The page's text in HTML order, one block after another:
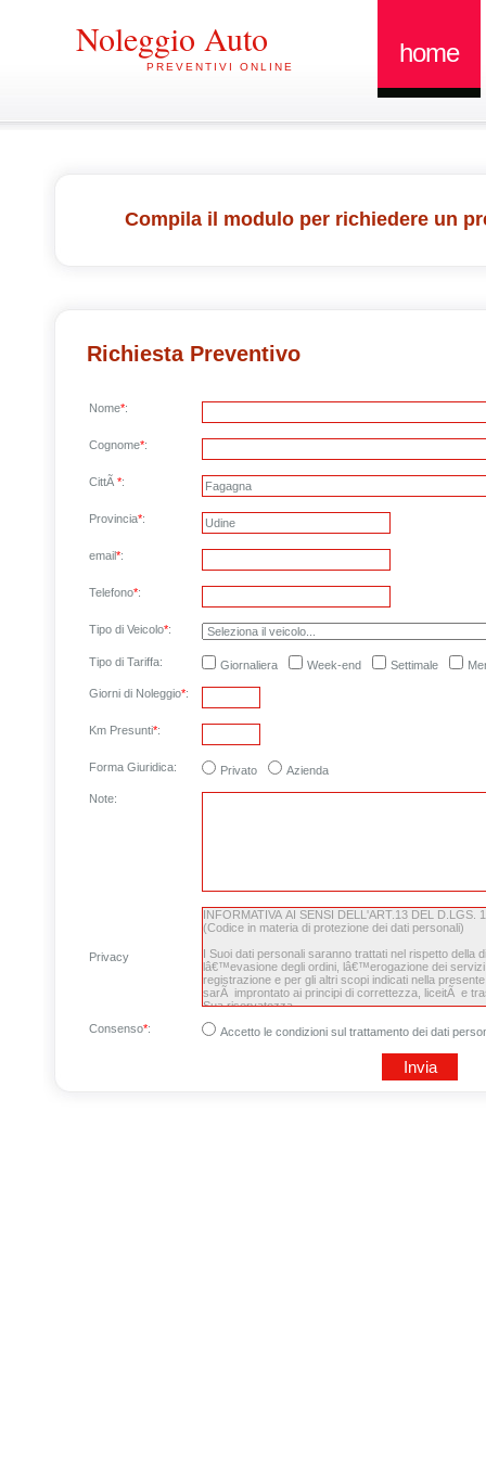
Noleggio Auto
PREVENTIVI ONLINE home
Compila il modulo per richiedere un
Richiesta Preventivo
Nome*:
Cognome*:
CittÃ *:
Provincia*:
email*:
Telefono*:
Tipo di Veicolo*:
Tipo di Tariffa: Giornaliera Week-end Settimale
Giorni di Noleggio*:
Km Presunti*:
Forma Giuridica: Privato Azienda
Note:
Privacy
Consenso*: Accetto le condizioni sul trattamento dei dati